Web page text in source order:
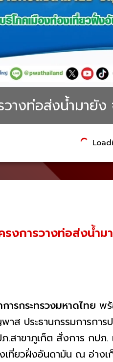
างท่อส่งน้ำมายัง
งการวางท่อส่งน้ำ
รกระทรวงมหาดไทย พ
ส ประธานกรรมการกา
าขาภูเก็ต สั่งการ กปภ.
ที่ยวฝั่งอันดามัน ณ อ่างเ